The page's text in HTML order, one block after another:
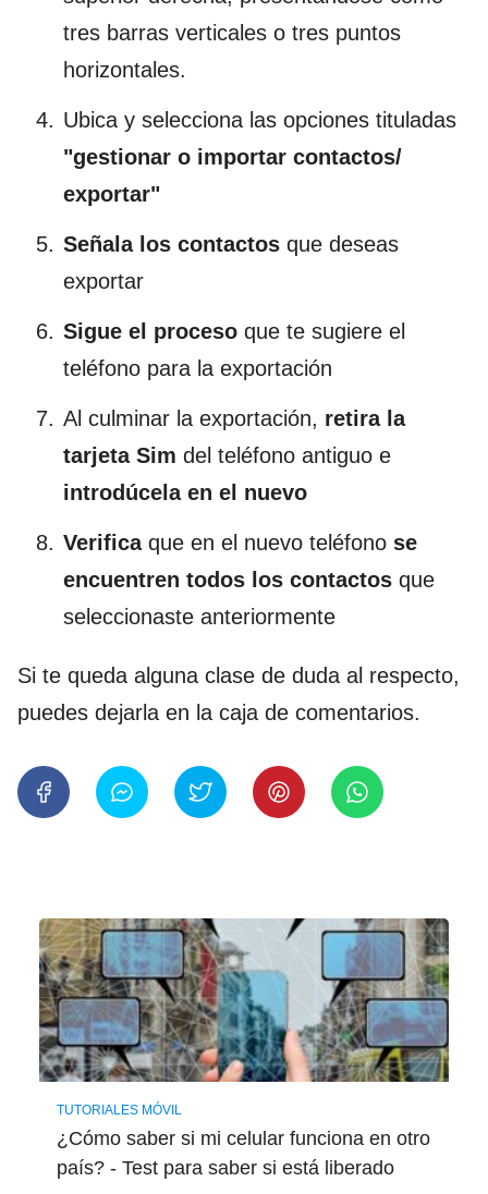
tres barras verticales o tres puntos
horizontales.
Ubica y selecciona las opciones tituladas
"gestionar o importar contactos/
exportar"
Señala los contactos que deseas
exportar
Sigue el proceso que te sugiere el
teléfono para la exportación
Al culminar la exportación, retira la
tarjeta Sim del teléfono antiguo e
introdúcela en el nuevo
Verificaque en el nuevo teléfono se
encuentren todos los contactos que
seleccionaste anteriormente
Si te queda alguna clase de duda al respecto,
puedes dejarla en la caja de comentarios.
TUTORIALES MÓVIL
¿Cómo saber si mi celular funciona en otro
país? - Test para saber si está liberado